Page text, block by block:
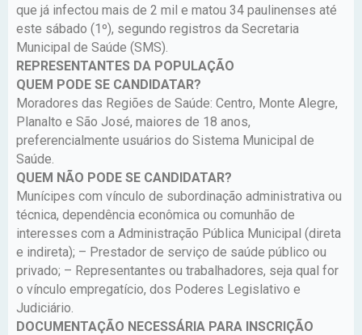
que já infectou mais de 2 mil e matou 34 paulinenses até
este sábado (1º), segundo registros da Secretaria
Municipal de Saúde (SMS).
REPRESENTANTES DA POPULAÇÃO
QUEM PODE SE CANDIDATAR?
Moradores das Regiões de Saúde: Centro, Monte Alegre,
Planalto e São José, maiores de 18 anos,
preferencialmente usuários do Sistema Municipal de
Saúde.
QUEM NÃO PODE SE CANDIDATAR?
Munícipes com vínculo de subordinação administrativa ou
técnica, dependência econômica ou comunhão de
interesses com a Administração Pública Municipal (direta
e indireta); – Prestador de serviço de saúde público ou
privado; – Representantes ou trabalhadores, seja qual for
o vínculo empregatício, dos Poderes Legislativo e
Judiciário.
DOCUMENTAÇÃO NECESSÁRIA PARA INSCRIÇÃO